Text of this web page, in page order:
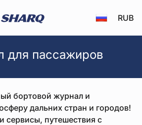
RUB
для пассажиров
бортовой журнал и
дальних стран и городов!
путешествия с